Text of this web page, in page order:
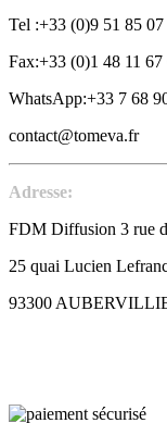
Tel :+33 (0)9 51 85 07
Fax:+33 (0)1 48 11 67
WhatsApp:+33 7 68
contact@tomeva.fr
Adresse:
FDM Diffusion 3 rue
25 quai Lucien
93300